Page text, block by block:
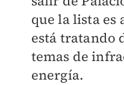
que la lista es
está tratando
temas de
energía.